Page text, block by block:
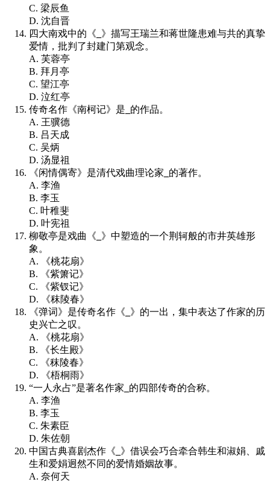
C. 梁辰鱼
D. 沈自晋
四大南戏中的《 》描写王瑞兰和蒋世隆患难与共的真挚
爱情，批判了封建门第观念。
A. 芙蓉亭
B. 拜月亭
C. 望江亭
D. 泣红亭
传奇名作《南柯记》是 的作品。
A. 王骥德
B. 吕天成
C. 吴炳
D. 汤显祖
《闲情偶寄》是清代戏曲理论家 的著作。
A. 李渔
B. 李玉
C. 叶稚斐
D. 叶宪祖
柳敬亭是戏曲《 》中塑造的一个荆轲般的市井英雄形
象。
A. 《桃花扇》
B. 《紫箫记》
C. 《紫钗记》
D. 《秣陵春》
《弹词》是传奇名作《 》的一出，集中表达了作家的历
史兴亡之叹。
A. 《桃花扇》
B. 《长生殿》
C. 《秣陵春》
D. 《梧桐雨》
“一人永占”是著名作家 的四部传奇的合称。
A. 李渔
B. 李玉
C. 朱素臣
D. 朱佐朝
中国古典喜剧杰作《 》借误会巧合牵合韩生和淑娟、戚
生和爱娟迥然不同的爱情婚姻故事。
A. 奈何天